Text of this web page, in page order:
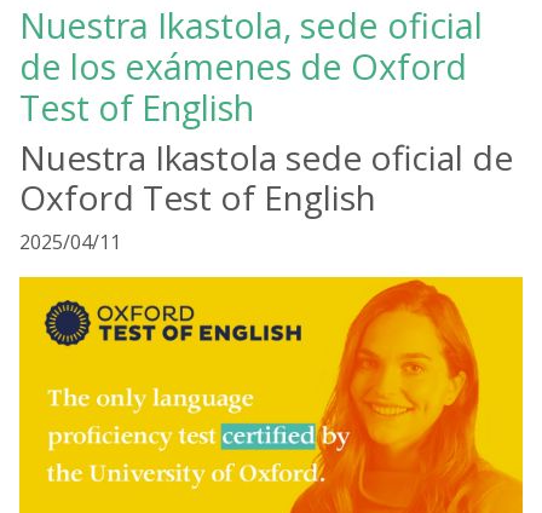
Nuestra Ikastola, sede oficial
de los exámenes de Oxford
Test of English
Nuestra Ikastola sede oficial de
Oxford Test of English
2025/04/11